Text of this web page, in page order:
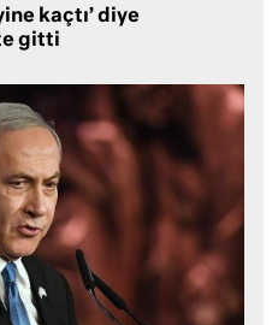
kaçtı’ diye
gitti